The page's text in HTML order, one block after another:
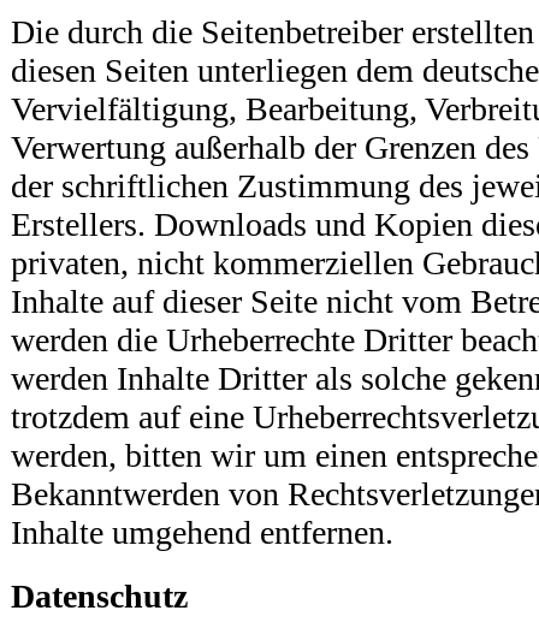
Die durch die Seitenbetreiber
diesen Seiten unterliegen dem
Vervielfältigung, Bearbeitung,
Verwertung außerhalb der Grenzen
der schriftlichen Zustimmung des
Erstellers. Downloads und Kopien
privaten, nicht kommerziellen
Inhalte auf dieser Seite nicht vom
werden die Urheberrechte Dritter
werden Inhalte Dritter als solche
trotzdem auf eine
werden, bitten wir um einen
Bekanntwerden von
Inhalte umgehend entfernen.
Datenschutz